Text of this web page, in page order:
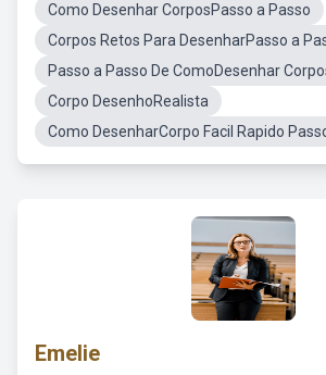
Como Desenhar CorposPasso a Passo
Corpos Retos Para DesenharPasso a
Passo a Passo De ComoDesenhar
Corpo DesenhoRealista
Como DesenharCorpo Facil Rapido
Emelie